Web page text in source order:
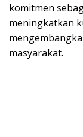
komitmen
meningkatkan
masyarakat.